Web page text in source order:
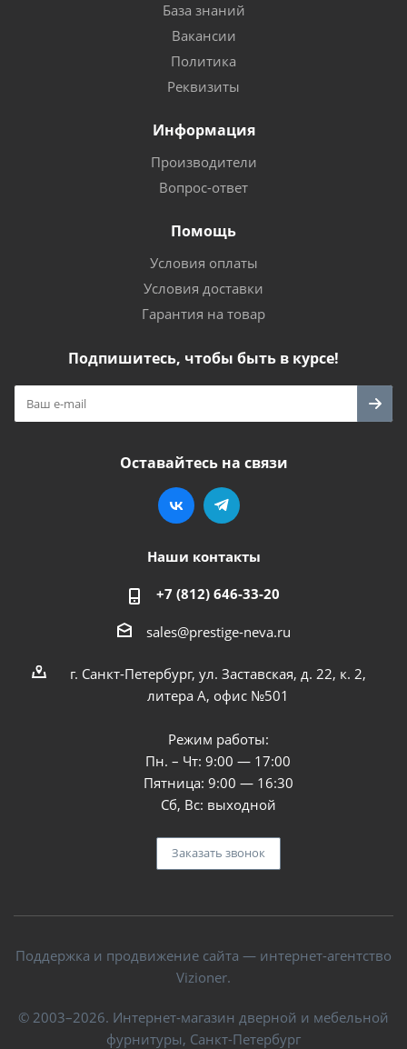
База знаний
Вакансии
Политика
Реквизиты
Информация
Производители
Вопрос-ответ
Помощь
Условия оплаты
Условия доставки
Гарантия на товар
Подпишитесь, чтобы быть в курсе!
Оставайтесь на связи
Наши контакты
+7 (812) 646-33-20
sales@prestige-neva.ru
г. Санкт-Петербург, ул. Заставская, д. 22, к. 2,
литера А, офис №501
Режим работы:
Пн. – Чт: 9:00 — 17:00
Пятница: 9:00 — 16:30
Сб, Вс: выходной
Заказать звонок
Поддержка и продвижение сайта — интернет-агентство
Vizioner.
© 2003–2026. Интернет-магазин дверной и мебельной
фурнитуры, Санкт-Петербург